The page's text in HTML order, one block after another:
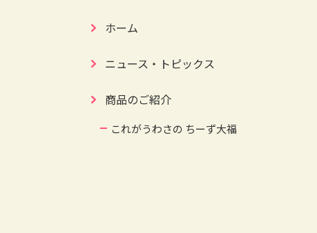
ホーム
ニュース・トピックス
商品のご紹介
これがうわさの ちーず大福